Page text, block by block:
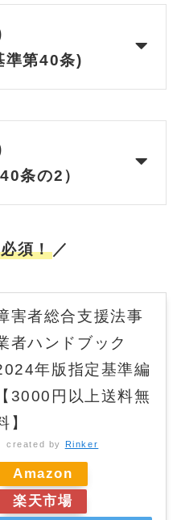
準第40条)
条の2）
須！／
害者総合支援法事
者ハンドブック
年版指定基準編
【3000円以上送料無
】
created by Rinker
Amazon
楽天市場